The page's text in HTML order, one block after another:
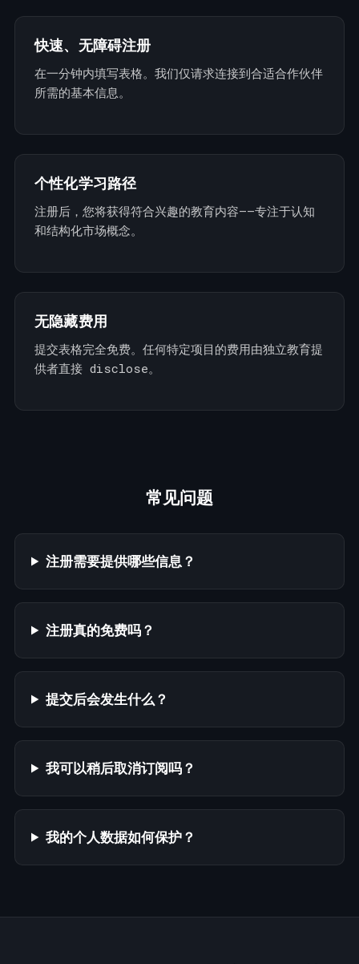
快速、无障碍注册
在一分钟内填写表格。我们仅请求连接到合适合作伙伴
所需的基本信息。
个性化学习路径
注册后，您将获得符合兴趣的教育内容——专注于认知
和结构化市场概念。
无隐藏费用
提交表格完全免费。任何特定项目的费用由独立教育提
供者直接 disclose。
常见问题
注册需要提供哪些信息？
注册真的免费吗？
提交后会发生什么？
我可以稍后取消订阅吗？
我的个人数据如何保护？